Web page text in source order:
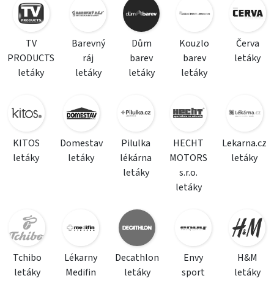
TV
PRODUCTS
letáky
Barevný
ráj
letáky
Dům
barev
letáky
Kouzlo
barev
letáky
Červa
letáky
KITOS
letáky
Domestav
letáky
Pilulka
lékárna
letáky
HECHT
MOTORS
s.r.o.
letáky
Lekarna.cz
letáky
Tchibo
letáky
Lékarny
Medifin
Decathlon
letáky
Envy
sport
H&M
letáky